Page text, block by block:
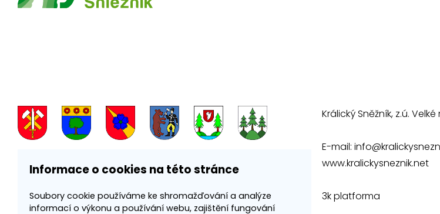
Informace o cookies na této stránce
Soubory cookie používáme ke shromažďování a analýze
informací o výkonu a používání webu, zajištění fungování
Králický Sněžník, z.ú.
E-mail:
www.kralickysneznik.net
3k platforma